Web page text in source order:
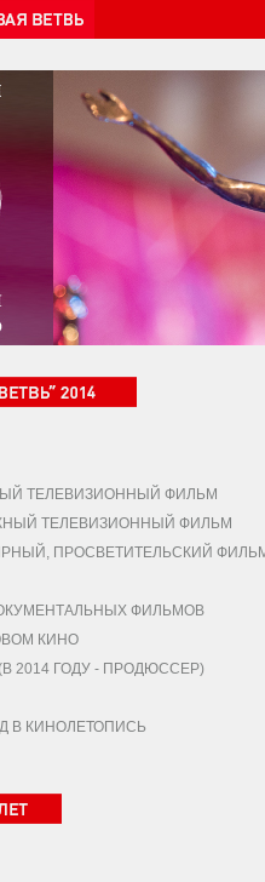
ТЕЛЕВИЗИОННЫЙ ФИЛЬМ
ТЕЛЕВИЗИОННЫЙ ФИЛЬМ
ПРОСВЕТИТЕЛЬСКИЙ
ФИЛЬМОВ
КИНО
ГОДУ - ПРОДЮССЕР)
В КИНОЛЕТОПИСЬ